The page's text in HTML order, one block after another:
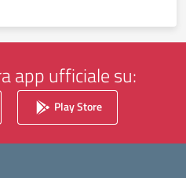
app ufficiale su:
Play Store